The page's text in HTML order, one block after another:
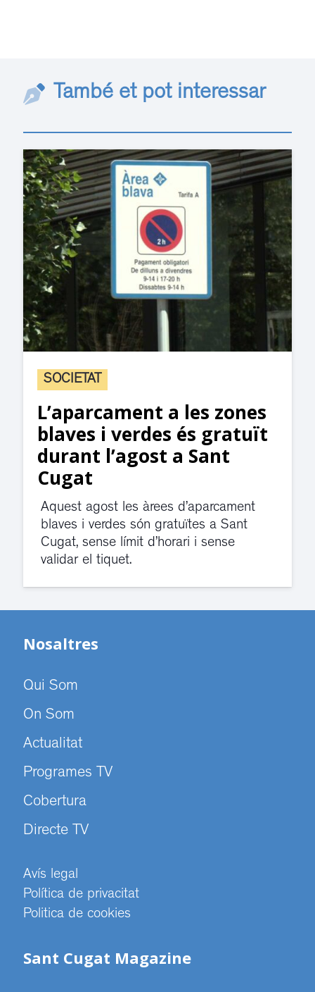
També et pot interessar
SOCIETAT
L’aparcament a les zones
blaves i verdes és gratuït
durant l’agost a Sant
Cugat
Aquest agost les àrees d’aparcament
blaves i verdes són gratuïtes a Sant
Cugat, sense límit d’horari i sense
validar el tiquet.
Nosaltres
Qui Som
On Som
Actualitat
Programes TV
Cobertura
Directe TV
Avís legal
Política de privacitat
Politica de cookies
Sant Cugat Magazine